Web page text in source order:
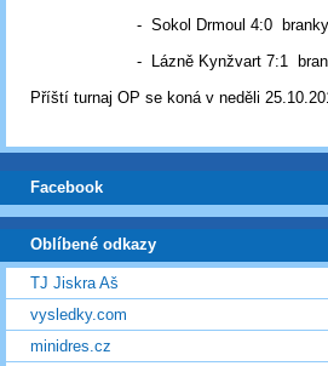
- Sokol Drmoul 4:0 branky:
- Lázně Kynžvart 7:1 branky:
Příští turnaj OP se koná v neděli
Facebook
Oblíbené odkazy
TJ Jiskra Aš
vysledky.com
minidres.cz